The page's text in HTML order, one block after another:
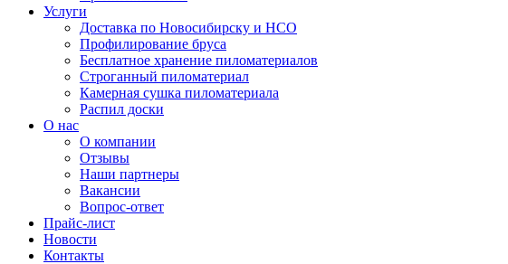
Услуги
Доставка по Новосибирску и НСО
Профилирование бруса
Бесплатное хранение пиломатериалов
Строганный пиломатериал
Камерная сушка пиломатериала
Распил доски
О нас
О компании
Отзывы
Наши партнеры
Вакансии
Вопрос-ответ
Прайс-лист
Новости
Контакты